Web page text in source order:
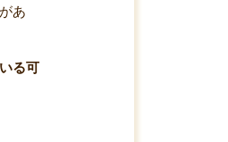
あ
る可